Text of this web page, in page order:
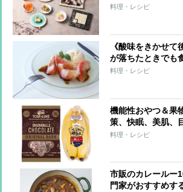
り寄せ】華やかな
料理・レシピ
《酸味をきかせ
が落ちたときでも
スイーツレシピ3つ
料理・レシピ
機能性おやつ＆果
策、快眠、美肌、
選ぶ
料理・レシピ
市販のカレールー
門家がおすすめす